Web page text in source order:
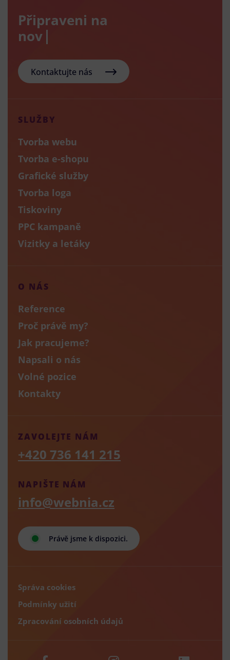
Připraveni na
nový e-sh
Kontaktujte nás
SLUŽBY
Tvorba webu
Tvorba e-shopu
Grafické služby
Tvorba loga
Tiskoviny
PPC kampaně
Vizitky a letáky
O NÁS
Reference
Proč právě my?
Jak pracujeme?
Napsali o nás
Volné pozice
Kontakty
Právě jsme k dispozici.
NAPIŠTE NÁM
info@webnia.cz
ZAVOLEJTE NÁM
+420 736 141 215
Správa cookies
Podmínky užití
Zpracování osobních údajů